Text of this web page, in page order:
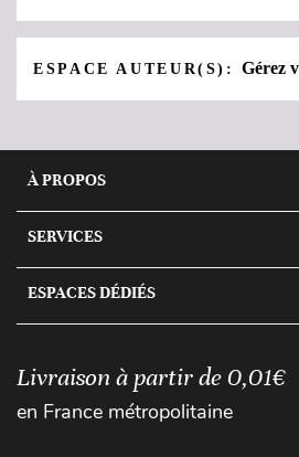
ESPACE AUTEUR(S):Gérez
À PROPOS
SERVICES
ESPACES DÉDIÉS
Livraison à partir de 0,01€
en France métropolitaine